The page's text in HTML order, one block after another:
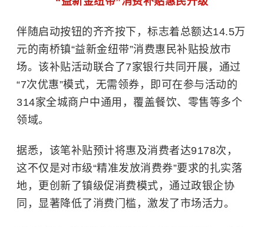
伴随启动按钮的齐齐按下，标志着总额达14.5万
元的南桥镇“益新金纽带”消费惠民补贴投放市
场。该补贴活动联合了7家银行共同开展，通过
“7次优惠”模式，无需领券，即可在参与活动的
314家全城商户中通用，覆盖餐饮、零售等多个
领域。
据悉，该笔补贴预计将惠及消费者达9178次，
这不仅是对市级“精准发放消费券”要求的扎实落
地，更创新了镇级促消费模式，通过政银企协
同，显著降低了消费门槛，激发了市场活力。